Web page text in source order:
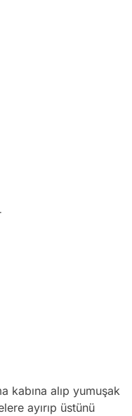
kabına alıp yumuşak
ayırıp üstünü